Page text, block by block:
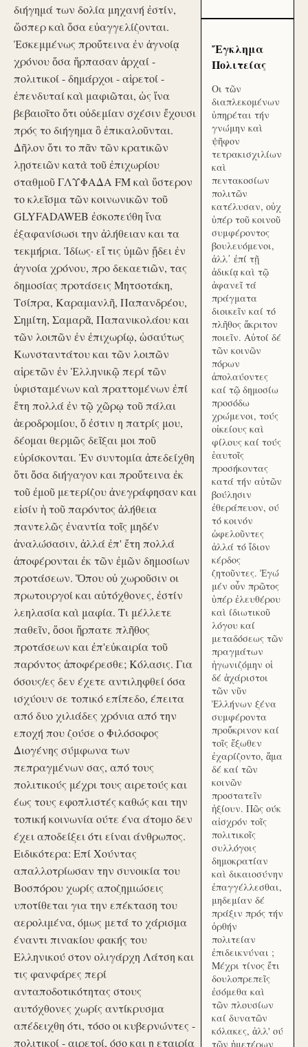
διήγημά των δολία μηχανή ἐστίν,
ὥσπερ καὶ ὅσα εὐαγγελίζονται.
Ἐσκεμμένως προὔτεινα ἐν ἀγνοίᾳ
χρόνου ὅσα ἥρπασαν ἀρχαί -
πολιτικοί - δημάρχοι - αἱρετοί -
ἐπενδυταί καὶ μαφιῶται, ὡς ἵνα
βεβαιοῖτο ὅτι οὐδεμίαν σχέσιν ἔχουσι
πρός το διήγημα ὃ ἐπικαλοῦνται.
Δῆλον ὅτι το πᾶν τῶν κρατικῶν
λῃστειῶν κατὰ τοῦ ἐπιχωρίου
σταθμοῦ ΓΛΥΦΑΔΑ FM καὶ ὕστερον
το κλεῖσμα τῶν κοινωνικῶν τοῦ
GLYFADAWEB ἐσκοπεύθη ἵνα
ἐξαφανίσωσι την ἀλήθειαν και τα
τεκμήρια. Ἰδίως· εἴ τις ὑμῶν ᾔδει ἐν
ἀγνοία χρόνου, προ δεκαετιῶν, τας
δημοσίας προτάσεις Μητσοτάκη,
Τσίπρα, Καραμανλῆ, Παπανδρέου,
Σημίτη, Σαμαρᾶ, Παπανικολάου και
τῶν λοιπῶν ἐν ἐπιχωρίῳ, ὡσαύτως
Κωνσταντάτου και τῶν λοιπῶν
αἱρετῶν ἐν Ἑλληνικῷ περί τῶν
ὑφισταμένων καὶ πραττομένων ἐπί
ἔτη πολλά ἐν τῷ χῶρῳ τοῦ πάλαι
ἀεροδρομίου, ὅ ἐστιν η πατρίς μου,
δέομαι θερμῶς δεῖξαι μοι ποῦ
εὑρίσκονται. Ἐν συντομία ἀπεδείχθη
ὅτι ὅσα διήγαγον και προὔτεινα ἐκ
τοῦ ἐμοῦ μετερίζου ἀνεγράφησαν και
εἰσίν ἡ τοῦ παρόντος ἀλήθεια
παντελῶς ἐναντία τοῖς μηδέν
ἀναλώσασιν, ἀλλά ἐπ' ἔτη πολλά
ἀποφέρονται ἐκ τῶν ἐμῶν δημοσίων
προτάσεων. Ὅπου οὐ χωροῦσιν οι
πρωτουργοί και αὐτόχθονες, ἐστίν
λεηλασία καὶ μαφία. Τι μέλλετε
παθεῖν, ὅσοι ἥρπατε πλῆθος
προτάσεων και ἐπ'εὐκαιρία τοῦ
παρόντος ἀποφέρεσθε; Κόλασις. Για
όσους/ες δεν έχετε αντιληφθεί όσα
ισχύουν σε τοπικό επίπεδο, έπειτα
από δυο χιλιάδες χρόνια από την
εποχή που ζούσε ο Φιλόσοφος
Διογένης σύμφωνα των
πεπραγμένων σας, από τους
πολιτικούς μέχρι τους αιρετούς και
έως τους εφοπλιστές καθώς και την
τοπική κοινωνία ούτε ένα άτομο δεν
έχει αποδείξει ότι είναι άνθρωπος.
Ειδικότερα: Επί Χούντας
απαλλοτρίωσαν την συνοικία του
Βοσπόρου χωρίς αποζημιώσεις
υποτίθεται για την επέκταση του
αερολιμένα, όμως μετά το χάρισμα
έναντι πινακίου φακής του
Ελληνικού στον ολιγάρχη Λάτση και
τις φανφάρες περί
ανταποδοτικότητας στους
αυτόχθονες χωρίς αντίκρυσμα
απέδειχθη ότι, τόσο οι κυβερνώντες -
πολιτικοί - αιρετοί, όσο και η εταιρία
Ἔγκλημα
Πολιτείας
Οι τῶν
διαπλεκομένων
ὑπηρέται τήν
γνώμην καὶ
ψῆφον
τετρακισχιλίων
καὶ
πεντακοσίων
πολιτῶν
κατέλυσαν, οὐχ
ὑπέρ τοῦ κοινοῦ
συμφέροντος
βουλευόμενοι,
ἀλλ᾽ ἐπί τῇ
ἀδικίᾳ καὶ τῷ
ἀφανεῖ τά
πράγματα
διοικεῖν καί τό
πλῆθος ἄκριτον
ποιεῖν. Αὐτοί δέ
τῶν κοινῶν
πόρων
ἀπολαύοντες
καί τῷ δημοσίω
προσόδω
χρώμενοι, τούς
οἰκείους καὶ
φίλους καί τούς
ἑαυτοῖς
προσήκοντας
κατά τήν αὑτῶν
βούλησιν
ἐθεράπευον, ού
τό κοινόν
ὠφελοῦντες
ἀλλά τό ἴδιον
κέρδος
ζητοῦντες. Ἐγώ
μέν οὖν πρῶτος
ὑπέρ ἐλευθέρου
καὶ ίδιωτικοῦ
λόγου καί
μεταδόσεως τῶν
πραγμάτων
ἠγωνιζόμην οἱ
δέ ἀχάριστοι
τῶν νῦν
Ἑλλήνων ξένα
συμφέροντα
προὔκρινον καί
τοῖς ἔξωθεν
ἐχαρίζοντο, ἅμα
δέ καί τῶν
κοινῶν
προστατεῖν
ἠξίουν. Πῶς ούκ
αἰσχρόν τοῖς
πολιτικοῖς
συλλόγοις
δημοκρατίαν
καὶ δικαιοσύνην
ἐπαγγέλλεσθαι,
μηδεμίαν δέ
πράξιν πρός τήν
ὀρθήν
πολιτείαν
ἐπιδεικνύναι ;
Μέχρι τίνος ἔτι
δουλοπρεπεῖς
ἐσόμεθα καὶ
τῶν πλουσίων
καί δυνατῶν
κόλακες, ἀλλ' ού
τῶν ἡμετέρων